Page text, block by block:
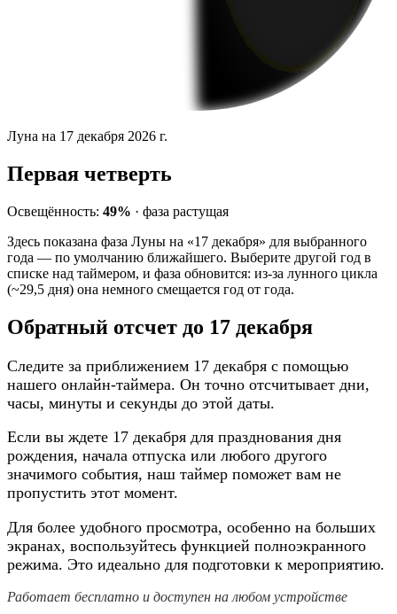
Луна на 17 декабря 2026 г.
Первая четверть
Освещённость: 49% · фаза растущая
Здесь показана фаза Луны на «17 декабря» для выбранного
года — по умолчанию ближайшего. Выберите другой год в
списке над таймером, и фаза обновится: из-за лунного цикла
(~29,5 дня) она немного смещается год от года.
Обратный отсчет до 17 декабря
Следите за приближением 17 декабря с помощью
нашего онлайн-таймера. Он точно отсчитывает дни,
часы, минуты и секунды до этой даты.
Если вы ждете 17 декабря для празднования дня
рождения, начала отпуска или любого другого
значимого события, наш таймер поможет вам не
пропустить этот момент.
Для более удобного просмотра, особенно на больших
экранах, воспользуйтесь функцией полноэкранного
режима. Это идеально для подготовки к мероприятию.
Работает бесплатно и доступен на любом устройстве